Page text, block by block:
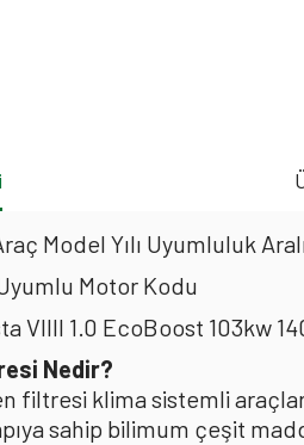
Model Yılı Uyumluluk
Motor Kodu
VIIII 1.0 EcoBoost 103kw
Nedir?
filtresi klima sistemli
sahip bilimum çeşit